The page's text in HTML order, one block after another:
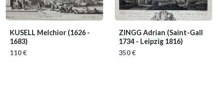
KUSELL Melchior (1626 -
1683)
110 €
ZINGG Adrian (Saint-Gall
1734 - Leipzig 1816)
350 €